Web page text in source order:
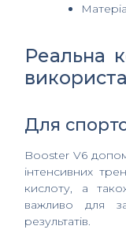
Реальна
Для
Booster V6
інтенсивних
кислоту, а
важливо для
результатів.